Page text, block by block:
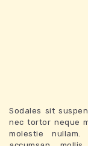
Sodales sit
nec tortor neque
molestie nullam.